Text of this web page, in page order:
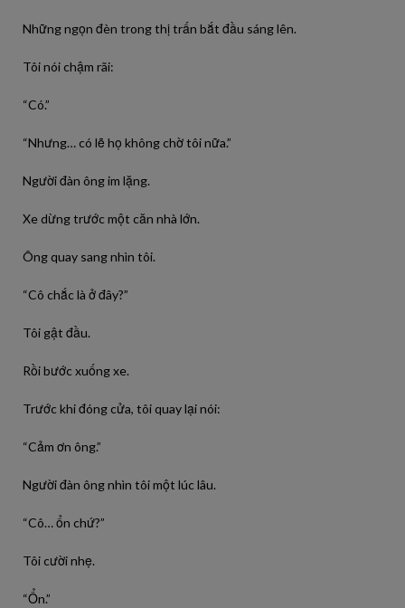
Những ngọn đèn trong thị trấn bắt đầu sáng lên.
Tôi nói chậm rãi:
“Có.”
“Nhưng… có lẽ họ không chờ tôi nữa.”
Người đàn ông im lặng.
Xe dừng trước một căn nhà lớn.
Ông quay sang nhìn tôi.
“Cô chắc là ở đây?”
Tôi gật đầu.
Rồi bước xuống xe.
Trước khi đóng cửa, tôi quay lại nói:
“Cảm ơn ông.”
Người đàn ông nhìn tôi một lúc lâu.
“Cô… ổn chứ?”
Tôi cười nhẹ.
“Ổn.”